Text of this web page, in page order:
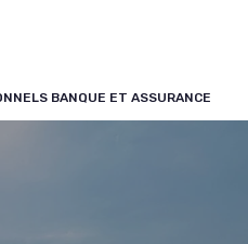
BANQUE ET ASSURANCE